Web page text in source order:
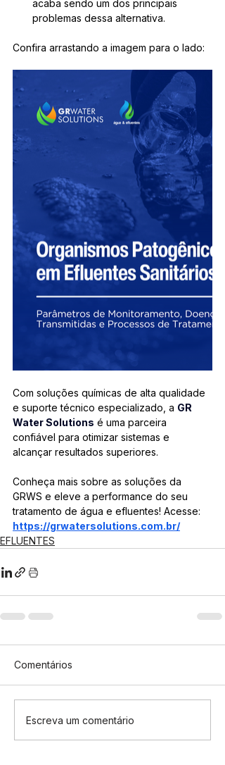
acaba sendo um dos principais
problemas dessa alternativa.
Confira arrastando a imagem para o lado:
Com soluções químicas de alta qualidade
e suporte técnico especializado, a GR
Water Solutions é uma parceira
confiável para otimizar sistemas e
alcançar resultados superiores.
Conheça mais sobre as soluções da
GRWS e eleve a performance do seu
tratamento de água e efluentes! Acesse:
https://grwatersolutions.com.br/
EFLUENTES
Comentários
Escreva um comentário